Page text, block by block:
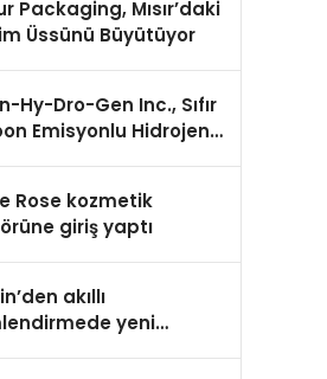
Packaging, Mısır’daki
Üssünü Büyütüyor
Hy-Dro-Gen Inc., Sıfır
Emisyonlu Hidrojen
Rose kozmetik
giriş yaptı
akıllı
yeni